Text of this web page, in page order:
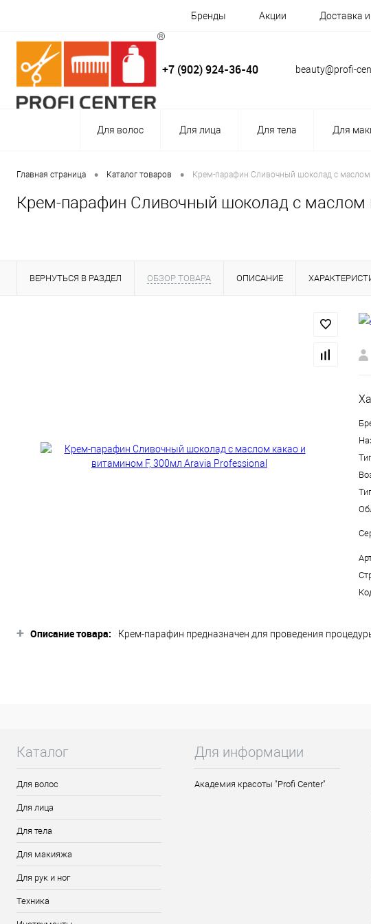
Бренды Акции Доставка
+7 (902) 924-36-40 beauty@profi-
Для волос Для лица Для тела Для
Главная страница • Каталог товаров • Крем-парафин Сливочный шоколад с маслом
Крем-парафин Сливочный шоколад с маслом
ВЕРНУТЬСЯ В РАЗДЕЛ ОБЗОР ТОВАРА ОПИСАНИЕ
+ Описание товара:
Крем-парафин предназначен для проведения
промокните остатки парафина сухой бумажной
Примечание: Не смывать!
Не наносить на поврежденную кожу. Во избежание
Каталог
Для волос
Для лица
Для тела
Для макияжа
Для рук и ног
Техника
Для информации
Академия красоты "Profi Center"